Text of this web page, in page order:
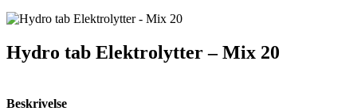
Hydro tab Elektrolytter – Mix 20
Beskrivelse